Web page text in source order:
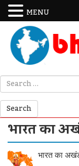
भारत का
भारत का
MENU